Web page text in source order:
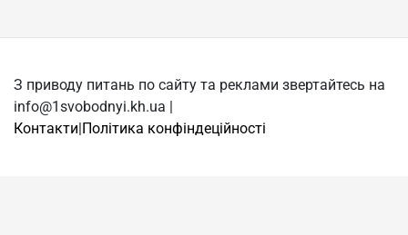
З приводу питань по сайту та реклами звертайтесь на
info@1svobodnyi.kh.ua |
Контакти|Політика конфіндеційності